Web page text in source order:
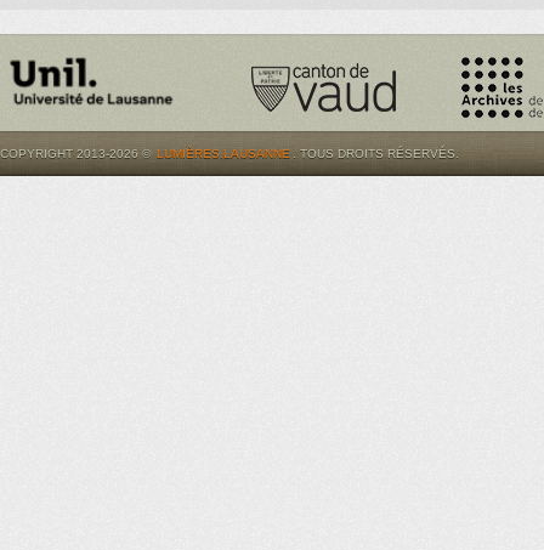
COPYRIGHT 2013-2026 © LUMIÈRES.LAUSANNE . TOUS DROITS RÉSERVÉS.